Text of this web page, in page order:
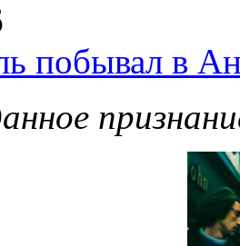
побывал в